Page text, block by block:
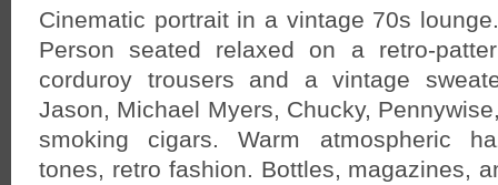
Cinematic portrait in a vintage 70s
Person seated relaxed on a retro-
corduroy trousers and a vintage
Jason, Michael Myers, Chucky,
smoking cigars. Warm atmospheric
tones, retro fashion. Bottles, magazines,